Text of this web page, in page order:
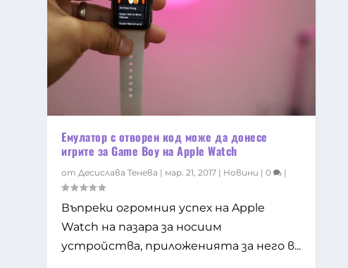
Емулатор с отворен код може да донесе
игрите за Game Boy на Apple Watch
отДесислава Тенева | мар. 21, 2017 | Новини |0 |
Въпреки огромния успех на Apple
Watch на пазара за носиим
устройства, приложенията за него в...